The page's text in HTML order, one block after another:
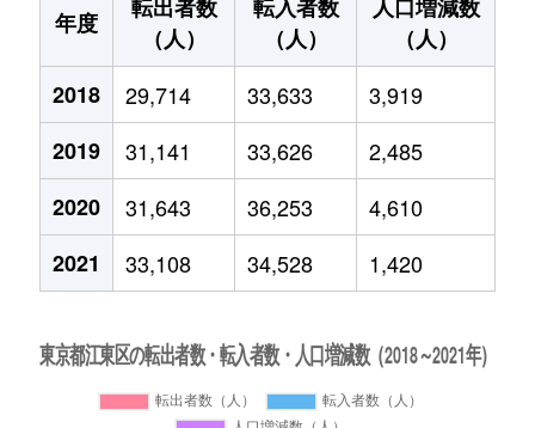
年度
転出者数
（人）
転入者数
（人）
人口増減数
（人）
2018
29,714 33,633
3,919
2019
31,141 33,626
2,485
2020
31,643 36,253
4,610
2021
33,108 34,528 1,420